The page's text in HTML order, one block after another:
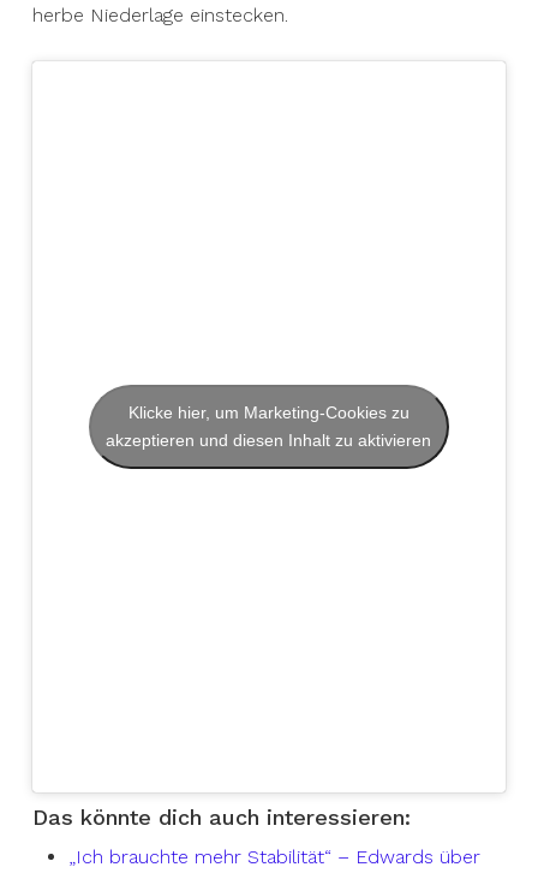
herbe Niederlage einstecken.
Klicke hier, um Marketing-Cookies zu
akzeptieren und diesen Inhalt zu aktivieren
Das könnte dich auch interessieren:
„Ich brauchte mehr Stabilität“ – Edwards über